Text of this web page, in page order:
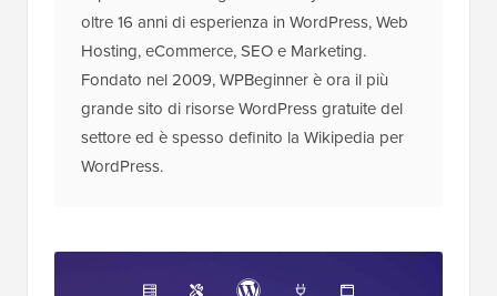
oltre 16 anni di esperienza in WordPress, Web
Hosting, eCommerce, SEO e Marketing.
Fondato nel 2009, WPBeginner è ora il più
grande sito di risorse WordPress gratuite del
settore ed è spesso definito la Wikipedia per
WordPress.